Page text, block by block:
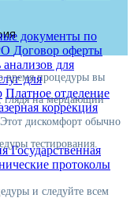
документы по
Договор оферты
для
для
Платное отделение
коррекция
Государственная
протоколы
время процедуры вы
глядя на мерцающий
дискомфорт обычно
тестирования.
и следуйте всем